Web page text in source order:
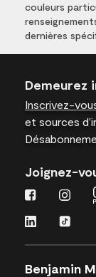
couleurs
dernières
Demeurez
Inscrivez-
et sources
Joignez-
Benjamin